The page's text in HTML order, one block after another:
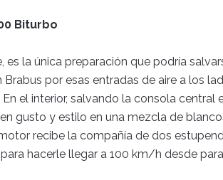
Biturbo
es la única preparación que podría
Brabus por esas entradas de aire a los
el interior, salvando la consola central
gusto y estilo en una mezcla de
recibe la compañía de dos
hacerle llegar a 100 km/h desde